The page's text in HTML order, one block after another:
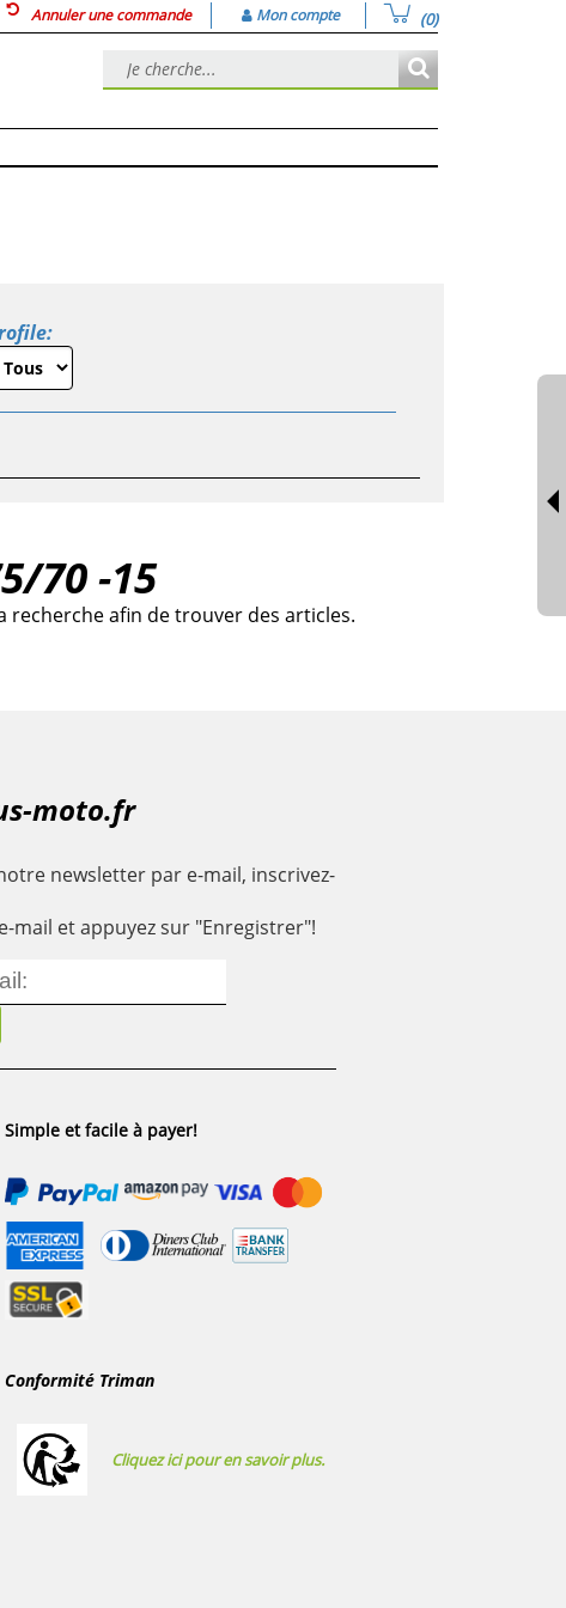
Annuler une commande Mon compte (0)
70 -15
recherche afin de trouver des articles.
moto.fr
newsletter par e-mail, inscrivez-
mail et appuyez sur "Enregistrer"!
Simple et facile à payer!
Conformité Triman
Cliquez ici pour en savoir plus.